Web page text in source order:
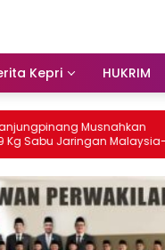
Kepri HUKRIM
Musnahkan
Malaysia–
Ribuan Jiwa